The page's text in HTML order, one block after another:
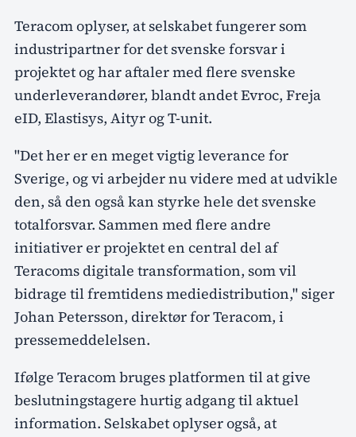
Teracom oplyser, at selskabet fungerer som
industripartner for det svenske forsvar i
projektet og har aftaler med flere svenske
underleverandører, blandt andet Evroc, Freja
eID, Elastisys, Aityr og T-unit.
"Det her er en meget vigtig leverance for
Sverige, og vi arbejder nu videre med at udvikle
den, så den også kan styrke hele det svenske
totalforsvar. Sammen med flere andre
initiativer er projektet en central del af
Teracoms digitale transformation, som vil
bidrage til fremtidens mediedistribution," siger
Johan Petersson, direktør for Teracom, i
pressemeddelelsen.
Ifølge Teracom bruges platformen til at give
beslutningstagere hurtig adgang til aktuel
information. Selskabet oplyser også, at